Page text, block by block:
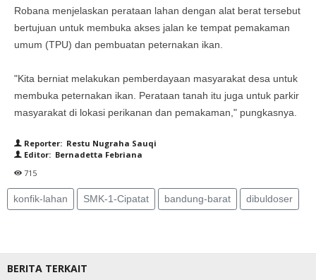
Robana menjelaskan perataan lahan dengan alat berat tersebut
bertujuan untuk membuka akses jalan ke tempat pemakaman
umum (TPU) dan pembuatan peternakan ikan.
"Kita berniat melakukan pemberdayaan masyarakat desa untuk
membuka peternakan ikan. Perataan tanah itu juga untuk parkir
masyarakat di lokasi perikanan dan pemakaman," pungkasnya.
Reporter: Restu Nugraha Sauqi
Editor: Bernadetta Febriana
715
konfik-lahan SMK-1-Cipatat bandung-barat dibuldoser
BERITA TERKAIT